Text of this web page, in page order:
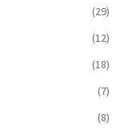
(29)
(12)
(18)
(7)
(8)